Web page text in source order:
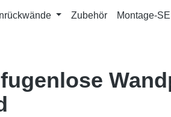
Zubehör Montage-